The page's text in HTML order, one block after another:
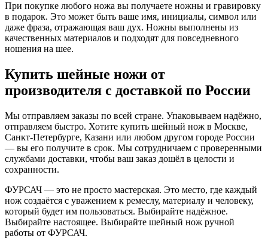
При покупке любого ножа вы получаете ножны и гравировку
в подарок. Это может быть ваше имя, инициалы, символ или
даже фраза, отражающая ваш дух. Ножны выполнены из
качественных материалов и подходят для повседневного
ношения на шее.
Купить шейные ножи от
производителя с доставкой по России
Мы отправляем заказы по всей стране. Упаковываем надёжно,
отправляем быстро. Хотите купить шейный нож в Москве,
Санкт-Петербурге, Казани или любом другом городе России
— вы его получите в срок. Мы сотрудничаем с проверенными
службами доставки, чтобы ваш заказ дошёл в целости и
сохранности.
ФУРСАЧ — это не просто мастерская. Это место, где каждый
нож создаётся с уважением к ремеслу, материалу и человеку,
который будет им пользоваться. Выбирайте надёжное.
Выбирайте настоящее. Выбирайте шейный нож ручной
работы от ФУРСАЧ.